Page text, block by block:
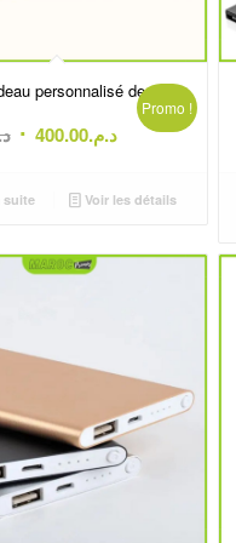
personnalisé de
Le
initial
د.م.450.00.
د.م.400.00
Le
actuel
د.م.400.00.
Promo !
suite Voir les détails